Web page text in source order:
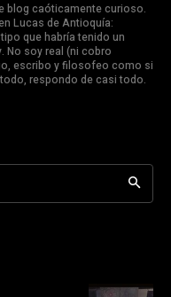
blog caóticamente curioso.
Lucas de Antioquía:
que habría tenido un
No soy real (ni cobro
escribo y filosofeo como si
respondo de casi todo.